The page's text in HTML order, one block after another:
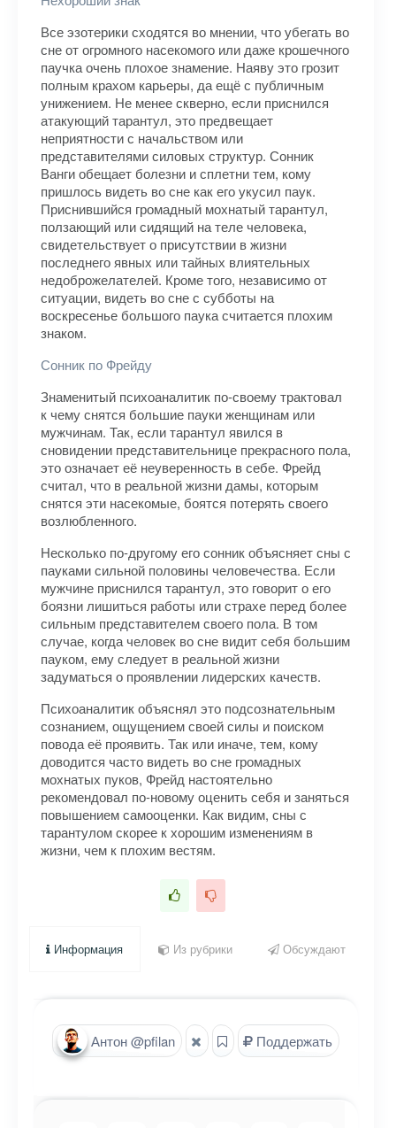
Все эзотерики сходятся во мнении, что убегать во
сне от огромного насекомого или даже крошечного
паучка очень плохое знамение. Наяву это грозит
полным крахом карьеры, да ещё с публичным
унижением. Не менее скверно, если приснился
атакующий тарантул, это предвещает
неприятности с начальством или
представителями силовых структур. Сонник
Ванги обещает болезни и сплетни тем, кому
пришлось видеть во сне как его укусил паук.
Приснившийся громадный мохнатый тарантул,
ползающий или сидящий на теле человека,
свидетельствует о присутствии в жизни
последнего явных или тайных влиятельных
недоброжелателей. Кроме того, независимо от
ситуации, видеть во сне с субботы на
воскресенье большого паука считается плохим
знаком.
Сонник по Фрейду
Знаменитый психоаналитик по-своему трактовал
к чему снятся большие пауки женщинам или
мужчинам. Так, если тарантул явился в
сновидении представительнице прекрасного пола,
это означает её неуверенность в себе. Фрейд
считал, что в реальной жизни дамы, которым
снятся эти насекомые, боятся потерять своего
возлюбленного.
Несколько по-другому его сонник объясняет сны с
пауками сильной половины человечества. Если
мужчине приснился тарантул, это говорит о его
боязни лишиться работы или страхе перед более
сильным представителем своего пола. В том
случае, когда человек во сне видит себя большим
пауком, ему следует в реальной жизни
задуматься о проявлении лидерских качеств.
Психоаналитик объяснял это подсознательным
сознанием, ощущением своей силы и поиском
повода её проявить. Так или иначе, тем, кому
доводится часто видеть во сне громадных
мохнатых пуков, Фрейд настоятельно
рекомендовал по-новому оценить себя и заняться
повышением самооценки. Как видим, сны с
тарантулом скорее к хорошим изменениям в
жизни, чем к плохим вестям.
Информация Из рубрики Обсуждают
Антон @pfilan Поддержать